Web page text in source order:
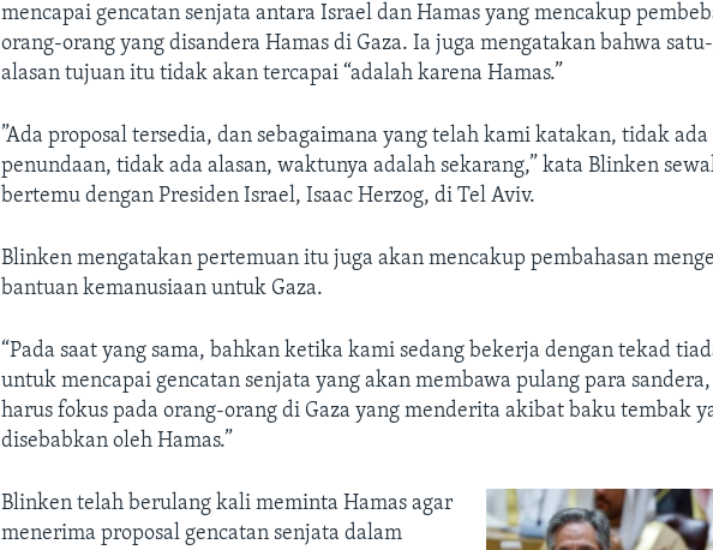
mencapai gencatan senjata antara Israel dan Hamas yang mencakup
orang-orang yang disandera Hamas di Gaza. Ia juga mengatakan bahwa
alasan tujuan itu tidak akan tercapai “adalah karena Hamas.”
”Ada proposal tersedia, dan sebagaimana yang telah kami katakan, tidak ada
penundaan, tidak ada alasan, waktunya adalah sekarang,” kata Blinken
bertemu dengan Presiden Israel, Isaac Herzog, di Tel Aviv.
Blinken mengatakan pertemuan itu juga akan mencakup pembahasan
bantuan kemanusiaan untuk Gaza.
“Pada saat yang sama, bahkan ketika kami sedang bekerja dengan tekad
untuk mencapai gencatan senjata yang akan membawa pulang para
harus fokus pada orang-orang di Gaza yang menderita akibat baku tembak
disebabkan oleh Hamas.”
Blinken telah berulang kali meminta Hamas agar
menerima proposal gencatan senjata dalam